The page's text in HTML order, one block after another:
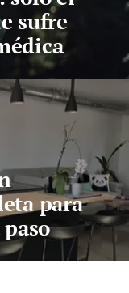
sufre
para